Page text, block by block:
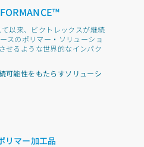
以来、ビクトレックスが継続
スのポリマー・ソリューショ
せるような世界的なインパク
可能性をもたらすソリューシ
リマー加工品